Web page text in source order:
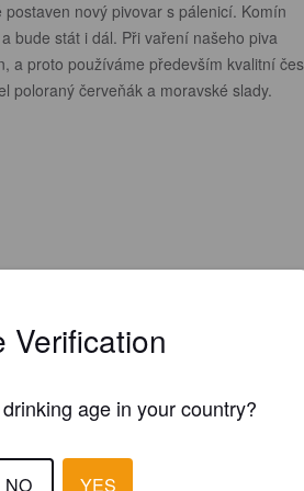
nový pivovar s pálenicí. Komín
bude stát i dál. Při vaření našeho piva
a proto používáme především kvalitní
poloraný červeňák a moravské slady.
Verification
age in your country?
NO YES